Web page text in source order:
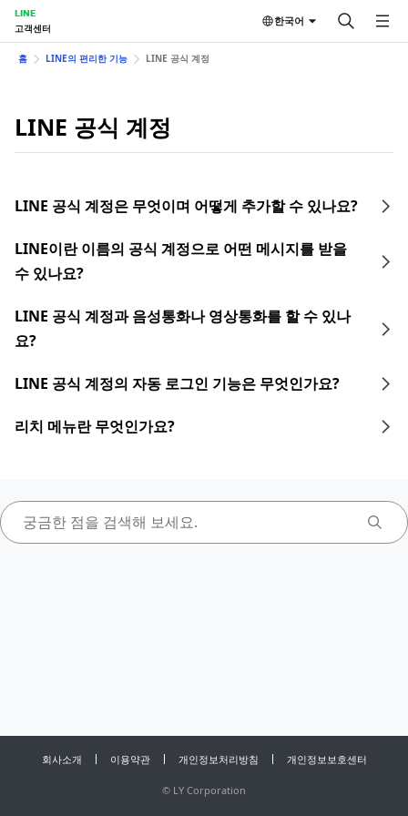
LINE
고객센터
한국어
홈 LINE의 편리한 기능 LINE 공식 계정
LINE 공식 계정
LINE 공식 계정은 무엇이며 어떻게 추가할 수 있나요?
LINE이란 이름의 공식 계정으로 어떤 메시지를 받을
수 있나요?
LINE 공식 계정과 음성통화나 영상통화를 할 수 있나
요?
LINE 공식 계정의 자동 로그인 기능은 무엇인가요?
리치 메뉴란 무엇인가요?
회사소개 이용약관 개인정보처리방침 개인정보보호센터
© LY Corporation